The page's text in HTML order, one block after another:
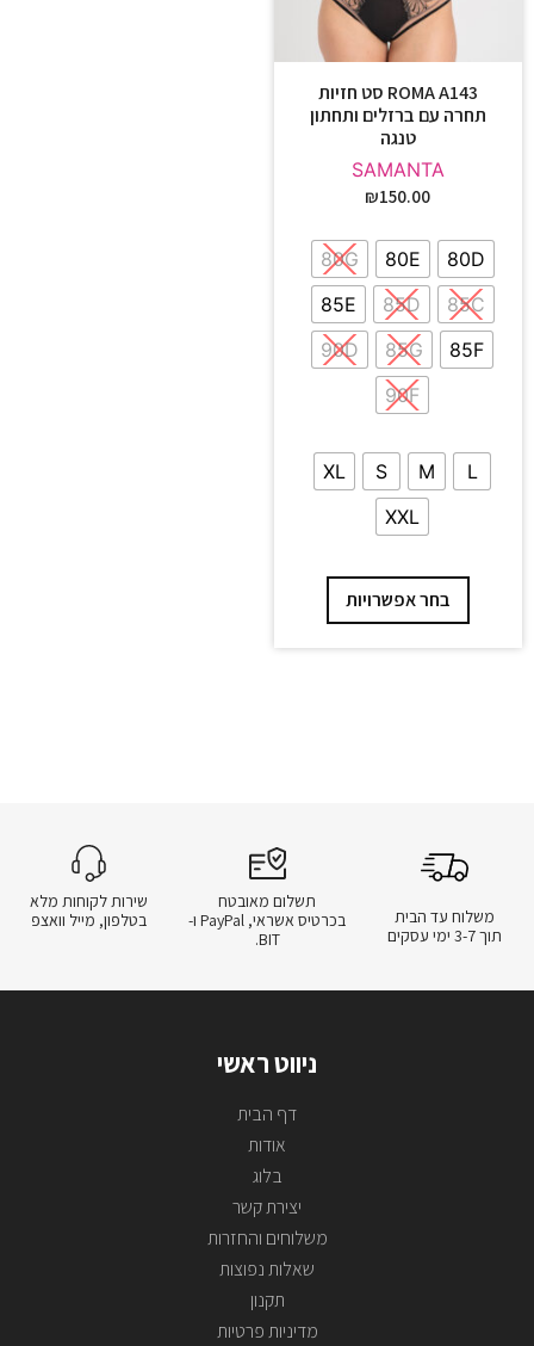
ROMA A143 סט חזיות
תחרה עם ברזלים ותחתון
טנגה
SAMANTA
₪150.00
80D
80E
80G
85C
85D
85E
85F
85G
90D
90F
L
M
S
XL
XXL
בחר אפשרויות
משלוח עד הבית
תוך 3-7 ימי עסקים
תשלום מאובטח
בכרטיס אשראי, PayPal ו-
BIT.
שירות לקוחות מלא
בטלפון, מייל וואצפ
ניווט ראשי
דף הבית
אודות
בלוג
יצירת קשר
משלוחים והחזרות
שאלות נפוצות
תקנון
מדיניות פרטיות